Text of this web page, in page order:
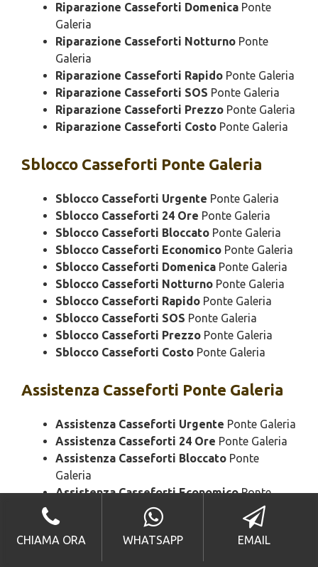
Riparazione Casseforti Domenica Ponte
Galeria
Riparazione Casseforti Notturno Ponte
Galeria
Riparazione Casseforti Rapido Ponte Galeria
Riparazione Casseforti SOS Ponte Galeria
Riparazione Casseforti Prezzo Ponte Galeria
Riparazione Casseforti Costo Ponte Galeria
Sblocco Casseforti Ponte Galeria
Sblocco Casseforti Urgente Ponte Galeria
Sblocco Casseforti 24 Ore Ponte Galeria
Sblocco Casseforti Bloccato Ponte Galeria
Sblocco Casseforti Economico Ponte Galeria
Sblocco Casseforti Domenica Ponte Galeria
Sblocco Casseforti Notturno Ponte Galeria
Sblocco Casseforti Rapido Ponte Galeria
Sblocco Casseforti SOS Ponte Galeria
Sblocco Casseforti Prezzo Ponte Galeria
Sblocco Casseforti Costo Ponte Galeria
Assistenza Casseforti Ponte Galeria
Assistenza Casseforti Urgente Ponte Galeria
Assistenza Casseforti 24 Ore Ponte Galeria
Assistenza Casseforti Bloccato Ponte
Galeria
Assistenza Casseforti EconomicoPonte
Assistenza Casseforti Domenica
Ponte
Galeria
Assistenza Casseforti Notturno
CHIAMA ORA WHATSAPP EMAIL